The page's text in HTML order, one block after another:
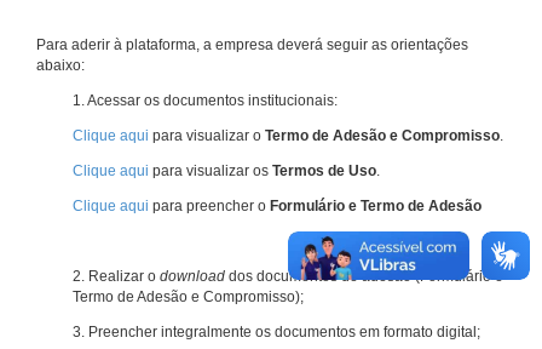
Para aderir à plataforma, a empresa deverá seguir as orientações
abaixo:
1. Acessar os documentos institucionais:
Clique aqui para visualizar o Termo de Adesão e Compromisso.
Clique aqui para visualizar os Termos de Uso.
Clique aqui para preencher o Formulário e Termo de Adesão
2. Realizar o download dos documentos de adesão (Formulário e
Termo de Adesão e Compromisso);
3. Preencher integralmente os documentos em formato digital;